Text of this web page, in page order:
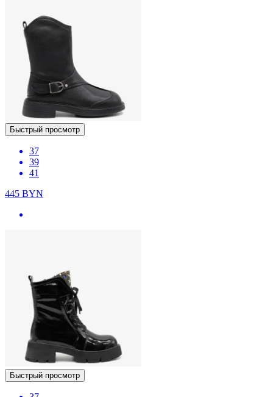
Быстрый просмотр
37
39
41
445 BYN
Быстрый просмотр